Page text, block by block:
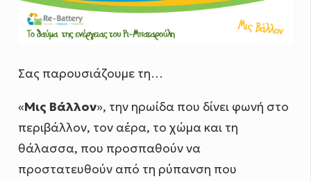
Σας παρουσιάζουμε τη…
«Μις Βάλλον», την ηρωίδα που δίνει φωνή στο
περιβάλλον, τον αέρα, το χώμα και τη
θάλασσα, που προσπαθούν να
προστατευθούν από τη ρύπανση που